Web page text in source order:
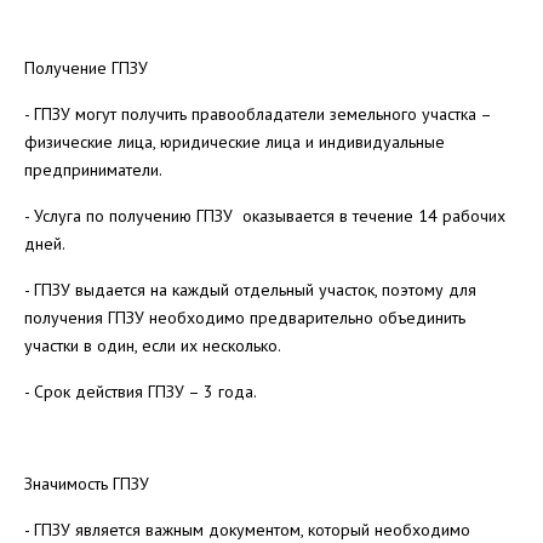
Получение ГПЗУ
- ГПЗУ могут получить правообладатели земельного участка –
физические лица, юридические лица и индивидуальные
предприниматели.
- Услуга по получению ГПЗУ оказывается в течение 14 рабочих
дней.
- ГПЗУ выдается на каждый отдельный участок, поэтому для
получения ГПЗУ необходимо предварительно объединить
участки в один, если их несколько.
- Срок действия ГПЗУ – 3 года.
Значимость ГПЗУ
- ГПЗУ является важным документом, который необходимо